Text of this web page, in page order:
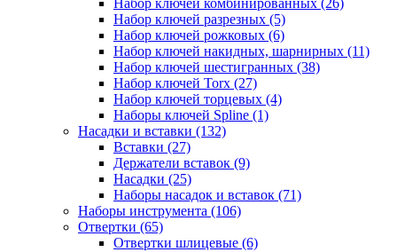
Набор ключей разрезных (5)
Набор ключей рожковых (6)
Набор ключей накидных, шарнирных (11)
Набор ключей шестигранных (38)
Набор ключей Torx (27)
Набор ключей торцевых (4)
Наборы ключей Spline (1)
Насадки и вставки (132)
Вставки (27)
Держатели вставок (9)
Насадки (25)
Наборы насадок и вставок (71)
Наборы инструмента (106)
Отвертки (65)
Отвертки шлицевые (6)